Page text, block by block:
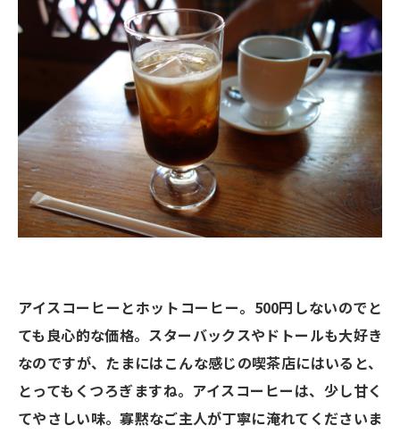
アイスコーヒーとホットコーヒー。500円しないのでと
ても良心的な価格。スターバックスやドトールも大好き
なのですが、たまにはこんな感じの喫茶店にはいると、
とってもくつろぎますね。アイスコーヒーは、少し甘く
てやさしい味。寡黙なご主人が丁寧に淹れてくださいま